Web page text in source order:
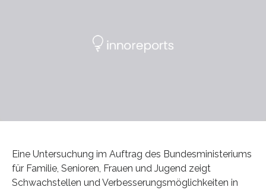
Eine Untersuchung im Auftrag des Bundesministeriums
für Familie, Senioren, Frauen und Jugend zeigt
Schwachstellen und Verbesserungsmöglichkeiten in